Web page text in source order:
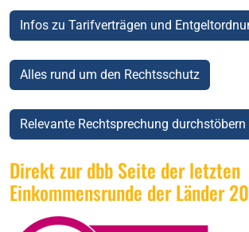
Infos zu Tarifverträgen und
Alles rund um den Rechtsschutz
Relevante Rechtsprechung durchstöbern
Direkt zur dbb Seite der letzten
Einkommensrunde der Länder